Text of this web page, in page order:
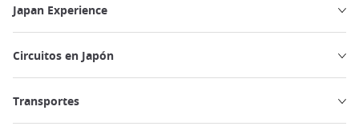
Japan Experience
Circuitos en Japón
Transportes